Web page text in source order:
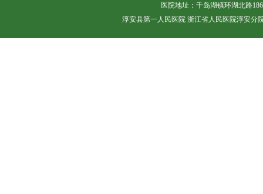
医院地址：千岛湖镇环湖北路
淳安县第一人民医院 浙江省人民医院淳安分